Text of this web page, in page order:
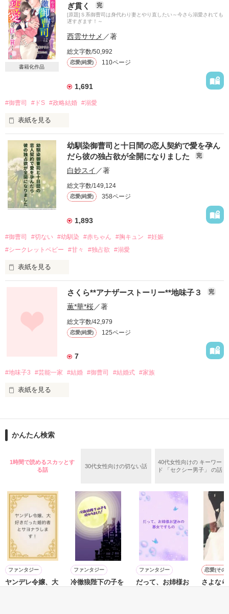
書籍化作品
ぎ貫く
完
[原題]Ｓ系御曹司は身代わり妻とやり直したい～今さら溺愛されても
遅すぎます！～
西雲ササメ ／著
総文字数/50,992
恋愛(純愛) 110ページ
1,691
#御曹司 #ドS #政略結婚 #溺愛
表紙を見る
天才的な経営センスを持つ一匹狼
柊和コーポレーション御曹司
柊　貴仁　-Hiiragi Takahito-（30）
×
人情が厚い姉御肌
シーナ製紙　社長令嬢
椎名　香波　-Shiina Kanami-（26）
＊
シーナ製紙の危機を救うため、
双子の姉・花純のもとに政略的な婚約話が！
どうやら花純に一目惚れをしたらしい？
花純の代わりに婚約を決意！
そっくりな顔を武器に、性格も似せて貴仁にアピールする
が……
ー彼が好きなのは私じゃないー
冷たくされてもいいと思っていたのに、
作品を読む
幼馴染御曹司と十日間の恋人契約で愛を孕ん
だら彼の独占欲が全開になりました
完
白妙スイ ／著
総文字数/149,124
恋愛(純愛) 358ページ
1,893
#御曹司 #切ない #幼馴染 #赤ちゃん #胸キュン
#妊娠
#シークレットベビー
#甘々 #独占欲 #溺愛
表紙を見る
伊月 沙也はごく普通のOL。
幼馴染の香々見 清登とずっと、つかず離れずの関係が続いてい
あるとき御曹司である清登に、婚約の話が持ち上がる。
る話を提案した。
「俺と付き合ってくれないか。十日でいい」
素晴らしい時間を過ごし、綺麗に関係を終えた沙也と清登。
だが、沙也のお腹には愛の証がやってきていて……。
●伊月 沙也（いつき さや）
●香々見 清登（かがみ せいと）
26歳、昔、沙也の近所に住んでいた幼馴染。
実家は大企業で、御曹司という立場。
●洋斗（ひろと）
1歳半、2人の息子
＊＊＊＊＊
完結しました！
さくら**アナザーストーリー**地味子３ 完
薫*華*桜／著
総文字数/42,979
恋愛(純愛) 125ページ
7
#地味子3 #芸能一家 #結婚 #御曹司 #結婚式 #家族
表紙を見る
ロスから帰って
やっと
結婚
幼馴染２人
一条家の
一条桜
カメラマン
vs
かんたん検索
1時間で読めるスカッとす
る話
30代女性向けの切ない話
40代女性向けの キーワー
ド 「セクシー男子」 の話
ファンタジー
ヤンデレ令嬢、大
ファンタジー
冷徹狼陛下の子を
ファンタジー
だって、お姉様お
恋愛(その
さよな